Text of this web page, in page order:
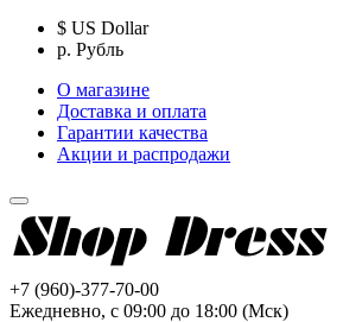
$ US Dollar
р. Рубль
О магазине
Доставка и оплата
Гарантии качества
Акции и распродажи
+7 (960)-377-70-00
Ежедневно, с 09:00 до 18:00 (Мск)